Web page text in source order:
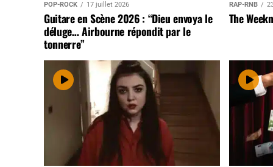
POP-ROCK 17 juillet 2026
Guitare en Scène 2026 : “Dieu envoya le
déluge… Airbourne répondit par le
tonnerre”
RAP-RNB
The